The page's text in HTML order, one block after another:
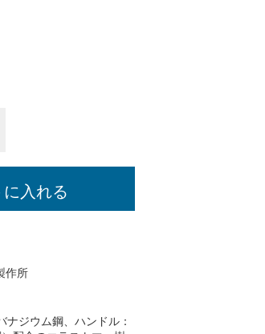
に入れる
作所
ナジウム鋼、ハンドル：